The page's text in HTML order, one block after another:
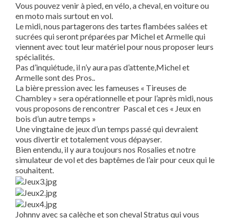
Vous pouvez venir à pied, en vélo, a cheval, en voiture ou
en moto mais surtout en vol.
Le midi, nous partagerons des tartes flambées salées et
sucrées qui seront préparées par Michel et Armelle qui
viennent avec tout leur matériel pour nous proposer leurs
spécialités.
Pas d’inquiétude, il n’y aura pas d’attente,Michel et
Armelle sont des Pros..
La bière pression avec les fameuses « Tireuses de
Chambley » sera opérationnelle et pour l’après midi, nous
vous proposons de rencontrer Pascal et ces « Jeux en
bois d’un autre temps »
Une vingtaine de jeux d’un temps passé qui devraient
vous divertir et totalement vous dépayser.
Bien entendu, il y aura toujours nos Rosalies et notre
simulateur de vol et des baptêmes de l’air pour ceux qui le
souhaitent.
Johnny avec sa calèche et son cheval Stratus qui vous